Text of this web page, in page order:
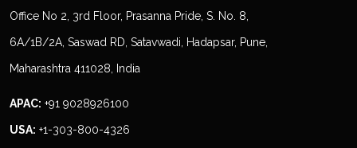
Office No 2, 3rd Floor, Prasanna Pride, S. No. 8,
6A/1B/2A, Saswad RD, Satavwadi, Hadapsar, Pune,
Maharashtra 411028, India
APAC: +91 9028926100
USA: +1-303-800-4326